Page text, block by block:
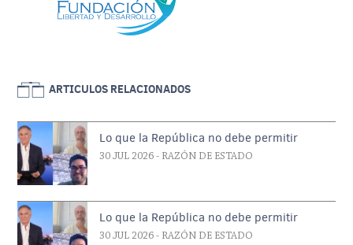
ARTICULOS RELACIONADOS
Lo que la República no debe permitir
30 JUL 2026 - RAZÓN DE ESTADO
Lo que la República no debe permitir
30 JUL 2026 - RAZÓN DE ESTADO